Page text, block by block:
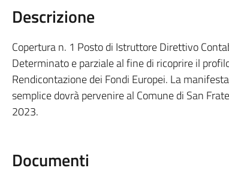
Descrizione
Copertura n. 1 Posto di Istruttore Direttivo
Determinato e parziale al fine di ricoprire il
Rendicontazione dei Fondi Europei. La
semplice dovrà pervenire al Comune di San
2023.
Documenti